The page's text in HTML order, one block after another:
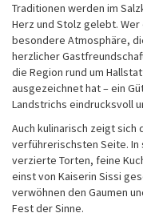
Traditionen werden im
Herz und Stolz gelebt.
besondere Atmosphäre,
herzlicher
die Region rund um
ausgezeichnet hat – ein
Landstrichs eindrucksvoll
Auch kulinarisch zeigt sich
verführerischsten Seite.
verzierte Torten, feine
einst von Kaiserin Sissi
verwöhnen den Gaumen
Fest der Sinne.